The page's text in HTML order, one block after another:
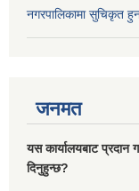
नगरपालिकामा सुचिकृत
जनमत
यस कार्यालयबाट प्रदान
दिनुहुन्छ?